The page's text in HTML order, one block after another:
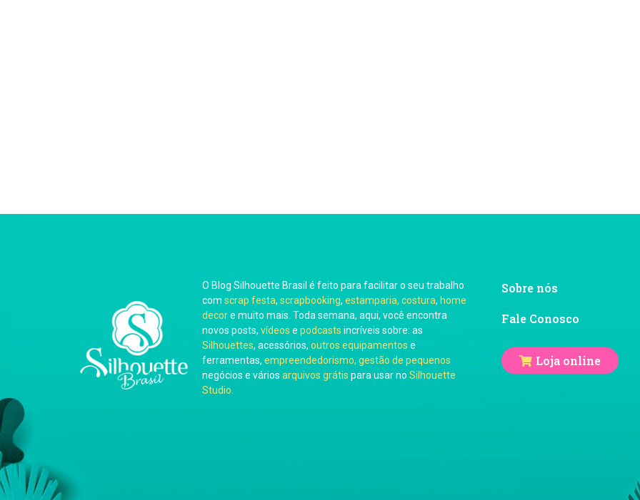
O Blog Silhouette Brasil é feito para facilitar o seu trabalho
com scrap festa, scrapbooking, estamparia, costura, home
decore muito mais. Toda semana, aqui, você encontra
novos posts, vídeos e podcasts incríveis sobre: as
Silhouettes, acessórios, outros equipamentos e
ferramentas, empreendedorismo, gestão de pequenos
negócios e vários arquivos grátis para usar no Silhouette
Studio
Sobre nós
Fale Conosco
Loja online